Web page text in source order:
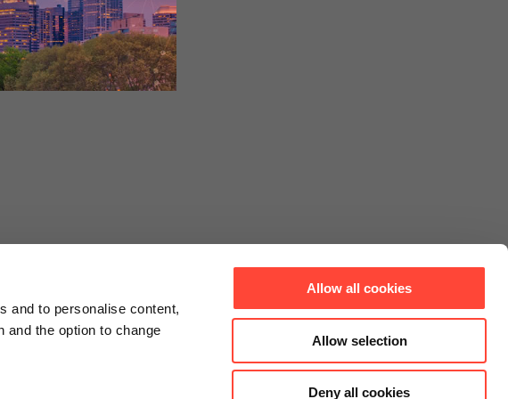
and to personalise content,
and the option to change
Allow all cookies
Allow selection
Deny all cookies